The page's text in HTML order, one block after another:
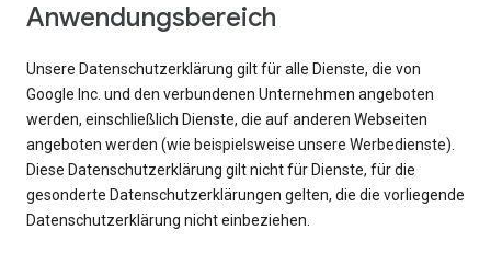
Anwendungsbereich
Unsere Datenschutzerklärung gilt für alle Dienste, die von
Google Inc. und den verbundenen Unternehmen angeboten
werden, einschließlich Dienste, die auf anderen Webseiten
angeboten werden (wie beispielsweise unsere Werbedienste).
Diese Datenschutzerklärung gilt nicht für Dienste, für die
gesonderte Datenschutzerklärungen gelten, die die vorliegende
Datenschutzerklärung nicht einbeziehen.